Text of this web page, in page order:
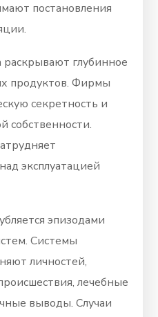
постановления
глубинное
продуктов. Фирмы
секретность и
собственности.
эксплуатацией
эпизодами
Системы
личностей,
лечебные
выводы. Случаи